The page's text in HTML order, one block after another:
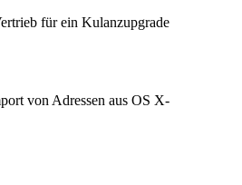
für ein Kulanzupgrade
von Adressen aus OS X-